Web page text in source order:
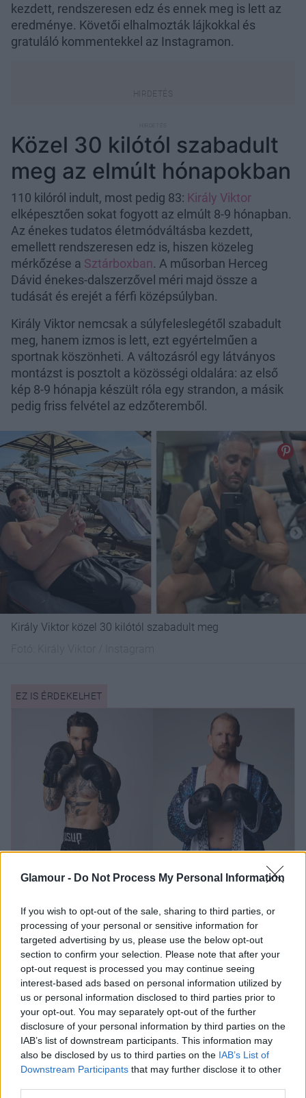
Glamour - Do Not Process My Personal Information
If you wish to opt-out of the sale, sharing to third parties, or
processing of your personal or sensitive information for
targeted advertising by us, please use the below opt-out
section to confirm your selection. Please note that after your
opt-out request is processed you may continue seeing
interest-based ads based on personal information utilized by
us or personal information disclosed to third parties prior to
your opt-out. You may separately opt-out of the further
disclosure of your personal information by third parties on the
IAB’s list of downstream participants. This information may
also be disclosed by us to third parties on the IAB’s List of
Downstream Participants that may further disclose it to other
kezdett, rendszeresen edz és ennek meg is lett az
eredménye. Követői elhalmozták lájkokkal és
gratuláló kommentekkel az Instagramon.
Közel 30 kilótól szabadult
meg az elmúlt hónapokban
110 kilóról indult, most pedig 83: Király Viktor
elképesztően sokat fogyott az elmúlt 8-9 hónapban.
Az énekes tudatos életmódváltásba kezdett,
emellett rendszeresen edz is, hiszen közeleg
mérkőzése a Sztárboxban. A műsorban Herceg
Dávid énekes-dalszerzővel méri majd össze a
tudását és erejét a férfi középsúlyban.
Király Viktor nemcsak a súlyfeleslegétől szabadult
meg, hanem izmos is lett, ezt egyértelműen a
sportnak köszönheti. A változásról egy látványos
montázst is posztolt a közösségi oldalára: az első
kép 8-9 hónapja készült róla egy strandon, a másik
pedig friss felvétel az edzőteremből.
Király Viktor közel 30 kilótól szabadult meg
vége Shane Tusup és Torghelle
Sándor könyörtelen összecsapásának
„Minél többet kesztyűzik az ember, minél többet jár le
edzeni, annál magabiztosabb. Én egy elég mély
gödörből jöttem ki. (...) Még soha nem volt olyan az
életemben, hogy ennyire engedjem magam. Amikor
az ember nagyon sokáig lent van lelkileg, az a
magabiztosságában is érződik. (…) Teljesen
megváltozott az életem, nem mondom azt, hogy
korábban egyáltalán nem jártam le a terembe gyúrni